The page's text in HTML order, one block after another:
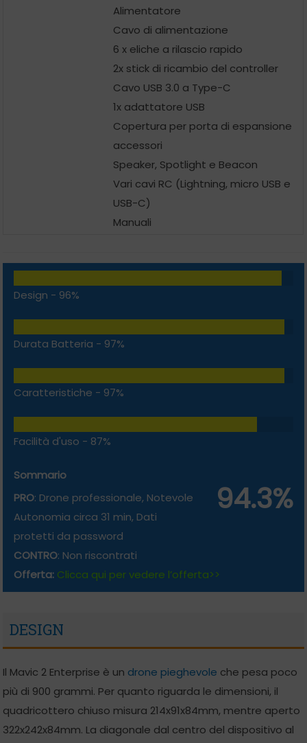
Alimentatore
Cavo di alimentazione
6 x eliche a rilascio rapido
2x stick di ricambio del controller
Cavo USB 3.0 a Type-C
1x adattatore USB
Copertura per porta di espansione
accessori
Speaker, Spotlight e Beacon
Vari cavi RC (Lightning, micro USB e
USB-C)
Manuali
Design - 96%
Durata Batteria - 97%
Caratteristiche - 97%
Facilità d'uso - 87%
94.3%
Sommario
PRO: Drone professionale, Notevole
Autonomia circa 31 min, Dati
protetti da password
CONTRO: Non riscontrati
Offerta: Clicca qui per vedere l’offerta>>
DESIGN
Il Mavic 2 Enterprise è un drone pieghevole che pesa poco
più di 900 grammi. Per quanto riguarda le dimensioni, il
quadricottero chiuso misura 214x91x84mm, mentre aperto
322x242x84mm. La diagonale dal centro del dispositivo al